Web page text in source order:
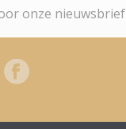
onze nieuwsbrief